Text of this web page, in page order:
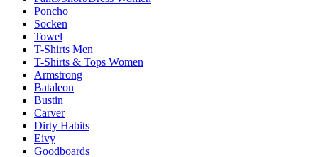
Poncho
Socken
Towel
T-Shirts Men
T-Shirts & Tops Women
Armstrong
Bataleon
Bustin
Carver
Dirty Habits
Eivy
Goodboards